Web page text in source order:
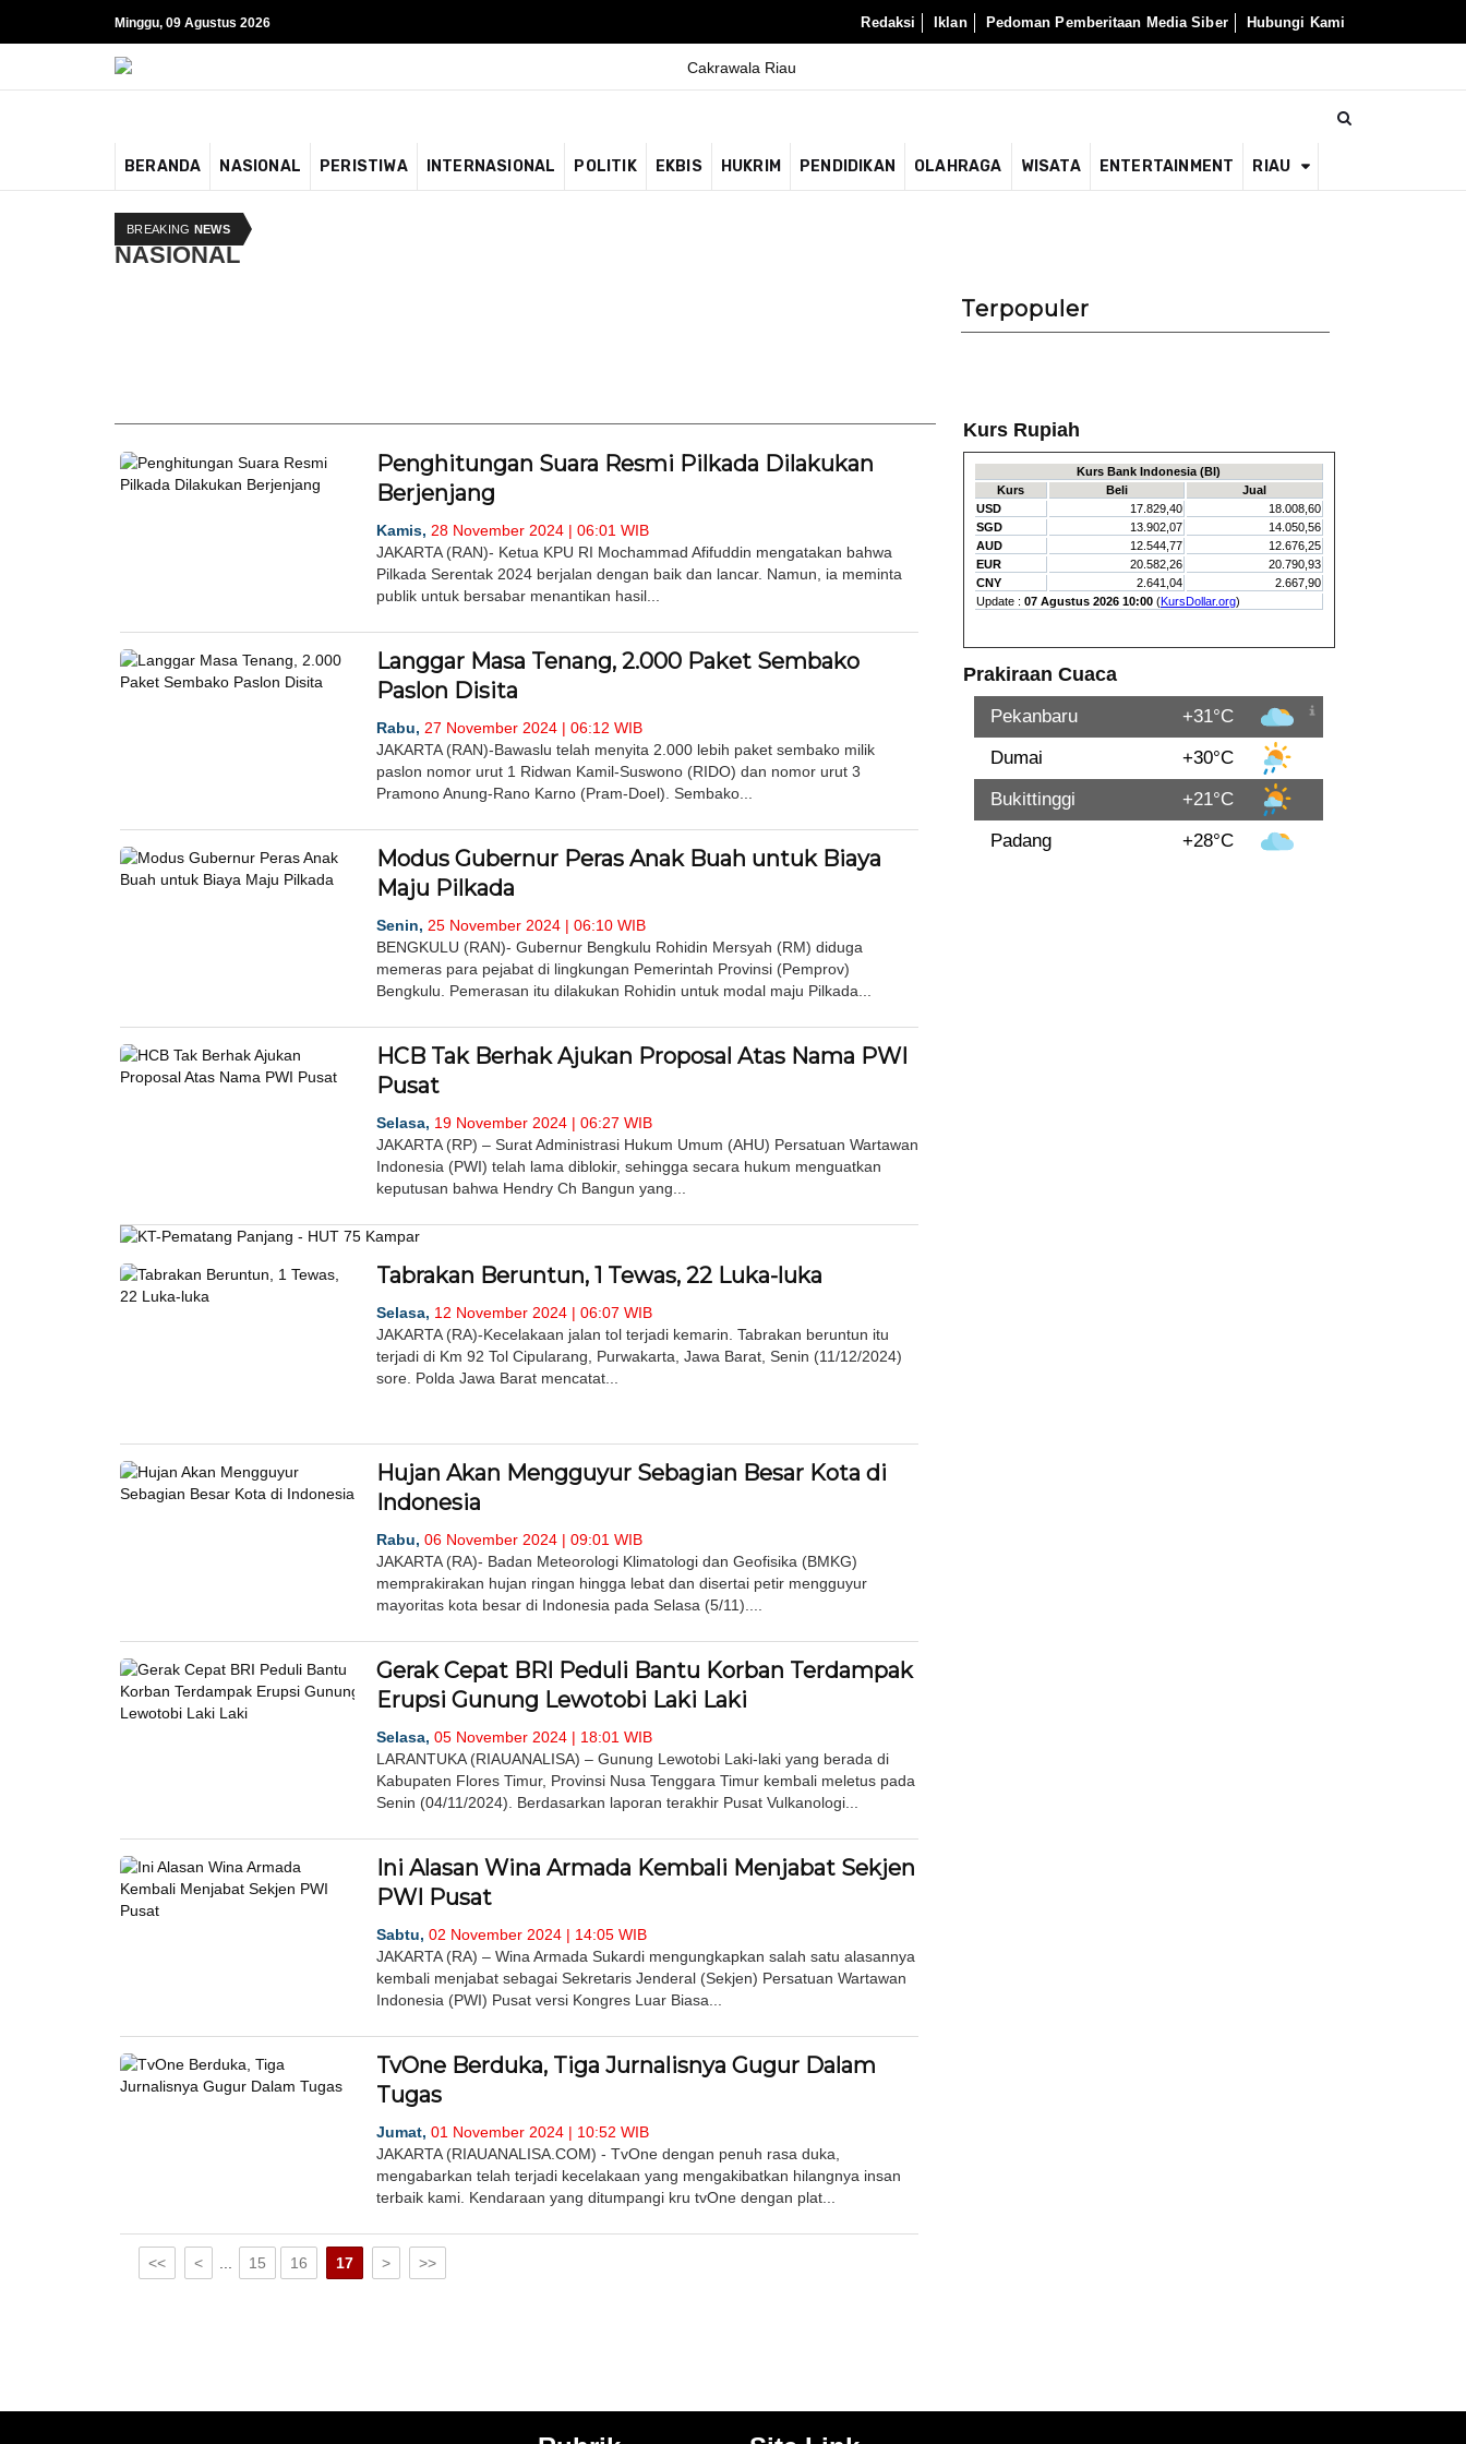
Minggu, 09 Agustus 2026 Redaksi Iklan Pedoman Pemberitaan Media Siber Hubungi Kami
BERANDA NASIONAL PERISTIWA INTERNASIONAL POLITIK EKBIS HUKRIM PENDIDIKAN OLAHRAGA WISATA ENTERTAINMENT RIAU
BREAKING NEWS
NASIONAL
Terpopuler
Penghitungan Suara Resmi Pilkada Dilakukan
Berjenjang
Kamis, 28 November 2024 | 06:01 WIB
JAKARTA (RAN)- Ketua KPU RI Mochammad Afifuddin mengatakan bahwa
Pilkada Serentak 2024 berjalan dengan baik dan lancar. Namun, ia meminta
publik untuk bersabar menantikan hasil...
Langgar Masa Tenang, 2.000 Paket Sembako
Paslon Disita
Rabu, 27 November 2024 | 06:12 WIB
JAKARTA (RAN)-Bawaslu telah menyita 2.000 lebih paket sembako milik
paslon nomor urut 1 Ridwan Kamil-Suswono (RIDO) dan nomor urut 3
Pramono Anung-Rano Karno (Pram-Doel). Sembako...
Modus Gubernur Peras Anak Buah untuk Biaya
Maju Pilkada
Senin, 25 November 2024 | 06:10 WIB
BENGKULU (RAN)- Gubernur Bengkulu Rohidin Mersyah (RM) diduga
memeras para pejabat di lingkungan Pemerintah Provinsi (Pemprov)
Bengkulu. Pemerasan itu dilakukan Rohidin untuk modal maju Pilkada...
HCB Tak Berhak Ajukan Proposal Atas Nama PWI
Pusat
Selasa, 19 November 2024 | 06:27 WIB
JAKARTA (RP) – Surat Administrasi Hukum Umum (AHU) Persatuan Wartawan
Indonesia (PWI) telah lama diblokir, sehingga secara hukum menguatkan
keputusan bahwa Hendry Ch Bangun yang...
Tabrakan Beruntun, 1 Tewas, 22 Luka-luka
Selasa, 12 November 2024 | 06:07 WIB
JAKARTA (RA)-Kecelakaan jalan tol terjadi kemarin. Tabrakan beruntun itu
terjadi di Km 92 Tol Cipularang, Purwakarta, Jawa Barat, Senin (11/12/2024)
sore. Polda Jawa Barat mencatat...
Hujan Akan Mengguyur Sebagian Besar Kota di
Indonesia
Rabu, 06 November 2024 | 09:01 WIB
JAKARTA (RA)- Badan Meteorologi Klimatologi dan Geofisika (BMKG)
memprakirakan hujan ringan hingga lebat dan disertai petir mengguyur
mayoritas kota besar di Indonesia pada Selasa (5/11)....
Gerak Cepat BRI Peduli Bantu Korban Terdampak
Erupsi Gunung Lewotobi Laki Laki
Selasa, 05 November 2024 | 18:01 WIB
LARANTUKA (RIAUANALISA) – Gunung Lewotobi Laki-laki yang berada di
Kabupaten Flores Timur, Provinsi Nusa Tenggara Timur kembali meletus pada
Senin (04/11/2024). Berdasarkan laporan terakhir Pusat Vulkanologi...
Ini Alasan Wina Armada Kembali Menjabat Sekjen
PWI Pusat
Sabtu, 02 November 2024 | 14:05 WIB
JAKARTA (RA) – Wina Armada Sukardi mengungkapkan salah satu alasannya
kembali menjabat sebagai Sekretaris Jenderal (Sekjen) Persatuan Wartawan
Indonesia (PWI) Pusat versi Kongres Luar Biasa...
TvOne Berduka, Tiga Jurnalisnya Gugur Dalam
Tugas
Jumat, 01 November 2024 | 10:52 WIB
JAKARTA (RIAUANALISA.COM) - TvOne dengan penuh rasa duka,
mengabarkan telah terjadi kecelakaan yang mengakibatkan hilangnya insan
terbaik kami. Kendaraan yang ditumpangi kru tvOne dengan plat...
<< < 15 16 17 > >>
Kurs Rupiah
Prakiraan Cuaca
Pekanbaru
+31°C
Dumai
+30°C
Bukittinggi
+21°C
Padang
+28°C